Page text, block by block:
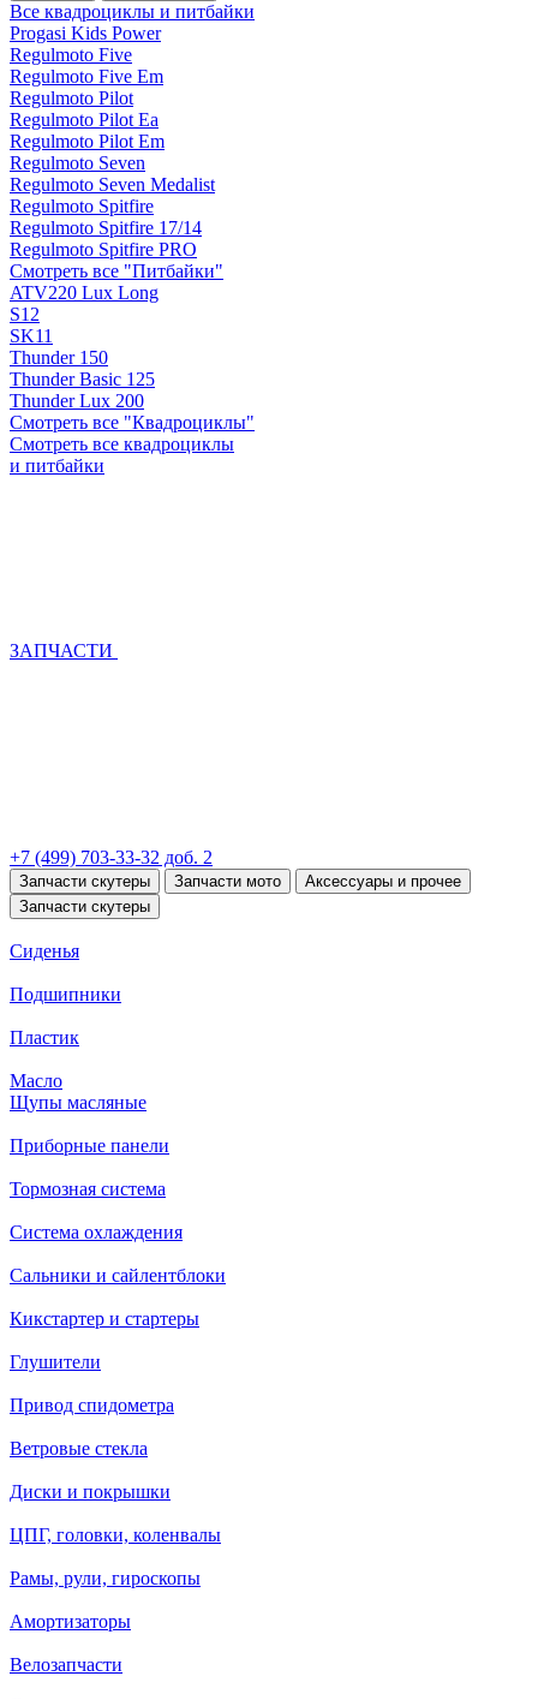
Все квадроциклы и питбайки
Progasi Kids Power
Regulmoto Five
Regulmoto Five Em
Regulmoto Pilot
Regulmoto Pilot Ea
Regulmoto Pilot Em
Regulmoto Seven
Regulmoto Seven Medalist
Regulmoto Spitfire
Regulmoto Spitfire 17/14
Regulmoto Spitfire PRO
Смотреть все "Питбайки"
ATV220 Lux Long
S12
SK11
Thunder 150
Thunder Basic 125
Thunder Lux 200
Смотреть все "Квадроциклы"
Смотреть все квадроциклы
и питбайки
ЗАПЧАСТИ
+7 (499) 703-33-32 доб. 2
Запчасти скутеры Запчасти мото
Аксессуары и прочее
Запчасти скутеры
Сиденья
Подшипники
Пластик
Масло
Щупы масляные
Приборные панели
Тормозная система
Система охлаждения
Сальники и сайлентблоки
Кикстартер и стартеры
Глушители
Привод спидометра
Ветровые стекла
Диски и покрышки
ЦПГ, головки, коленвалы
Рамы, рули, гироскопы
Амортизаторы
Велозапчасти